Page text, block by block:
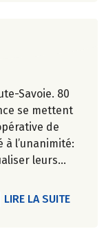
Savoie. 80
se mettent
de
à l’unanimité:
leurs
LIRE LA SUITEDE